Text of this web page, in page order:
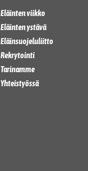
Eläinten viikko
Eläinten ystävä
Eläinsuojeluliitto
Rekrytointi
Tarinamme
Yhteistyössä